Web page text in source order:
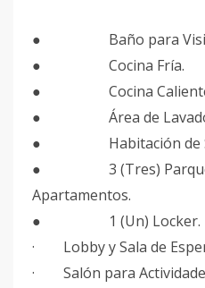
● Baño para
● Cocina Fría.
● Cocina
● Área de
● Habitación de
● 3 (Tres)
Apartamentos.
● 1 (Un) Locker.
· Lobby y Sala de
· Salón para